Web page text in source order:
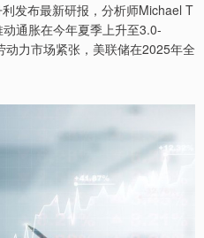
发布最新研报，分析师Michael T
通胀在今年夏季上升至3.0-
力市场紧张，美联储在2025年全